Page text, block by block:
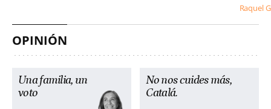
Raquel
OPINIÓN
Una familia, un
voto
No nos cuides más,
Catalá.